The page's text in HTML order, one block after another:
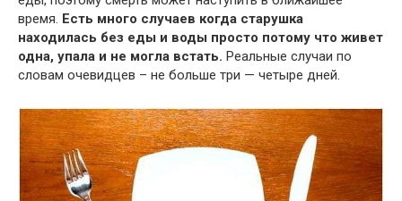
время. Есть много случаев когда старушка
находилась без еды и воды просто потому что живет
одна, упала и не могла встать. Реальные случаи по
словам очевидцев – не больше три — четыре дней.